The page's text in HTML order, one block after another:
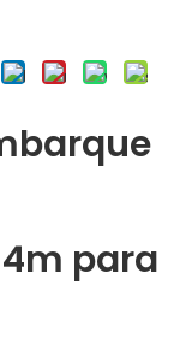
para